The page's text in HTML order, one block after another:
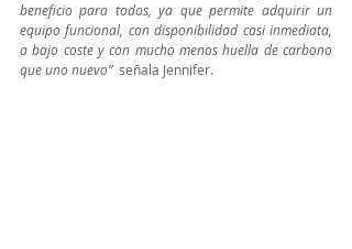
beneficio para todos, ya que permite adquirir un
equipo funcional, con disponibilidad casi inmediata,
a bajo coste y con mucho menos huella de carbono
que uno nuevo”
  señala Jennifer.